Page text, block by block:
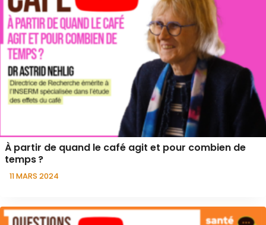
À partir de quand le café agit et pour combien de
temps ?
11 MARS 2024